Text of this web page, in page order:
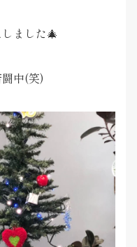
ました🎄
中(笑)